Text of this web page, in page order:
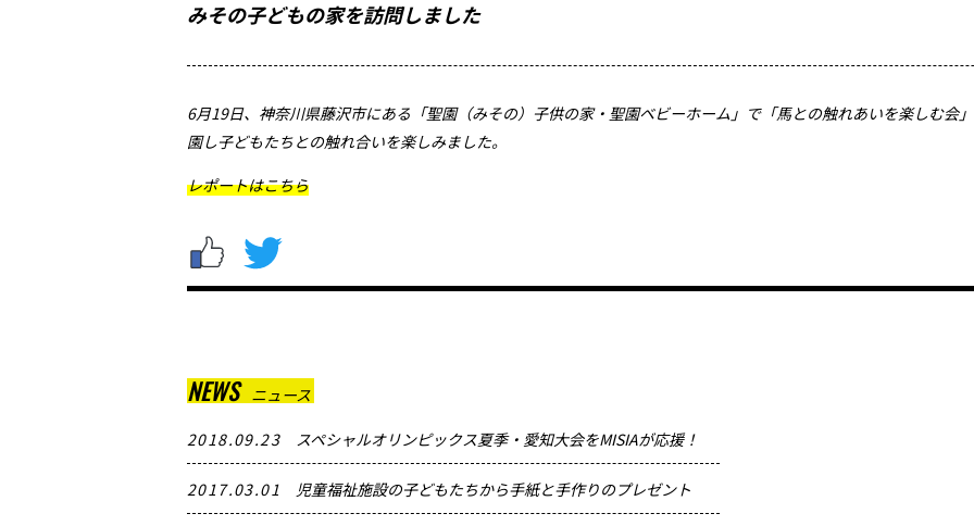
みその子どもの家を訪問しました
6月19日、神奈川県藤沢市にある「聖園（みその）子供の家・聖園ベビーホーム」で「馬との触れあいを楽しむ会
園し子どもたちとの触れ合いを楽しみました。
レポートはこちら
NEWS ニュース
2018.09.23 スペシャルオリンピックス夏季・愛知大会をMISIAが応援！
2017.03.01 児童福祉施設の子どもたちから手紙と手作りのプレゼント